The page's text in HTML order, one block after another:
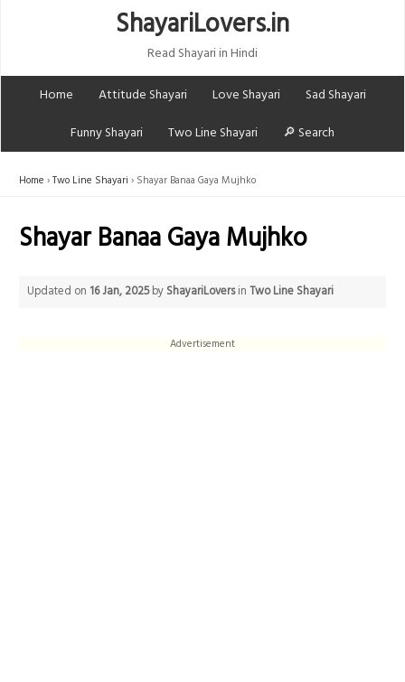
ShayariLovers.in
Read Shayari in Hindi
Home
Attitude Shayari Love Shayari
Sad Shayari
Funny Shayari
Two Line Shayari 🔎 Search
Home Two Line Shayari Shayar Banaa Gaya Mujhko
Shayar Banaa Gaya Mujhko
Updated on 16 Jan, 2025by ShayariLoversinTwo Line Shayari
Advertisement